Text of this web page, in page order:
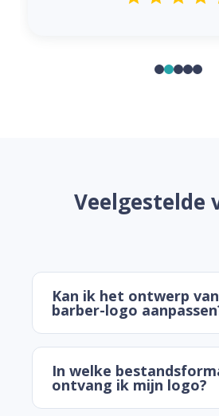
Veelgestelde
Kan ik het ontwerp
barber-logo
In welke
ontvang ik mijn logo?